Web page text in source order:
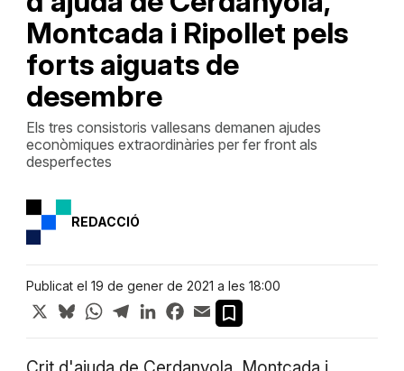
Montcada i Ripollet pels
forts aiguats de
desembre
Els tres consistoris vallesans demanen ajudes
econòmiques extraordinàries per fer front als
desperfectes
REDACCIÓ
Publicat el 19 de gener de 2021 a les 18:00
X BlueskyWhatsApp
TelegramLinkedInFacebook
Email